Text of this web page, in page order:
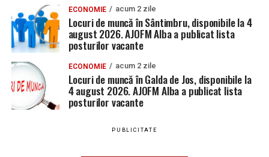
ECONOMIE acum 2 zile
Locuri de muncă în Sântimbru, disponibile la 4
august 2026. AJOFM Alba a publicat lista
posturilor vacante
ECONOMIE acum 2 zile
Locuri de muncă în Galda de Jos, disponibile la
4 august 2026. AJOFM Alba a publicat lista
posturilor vacante
PUBLICITATE